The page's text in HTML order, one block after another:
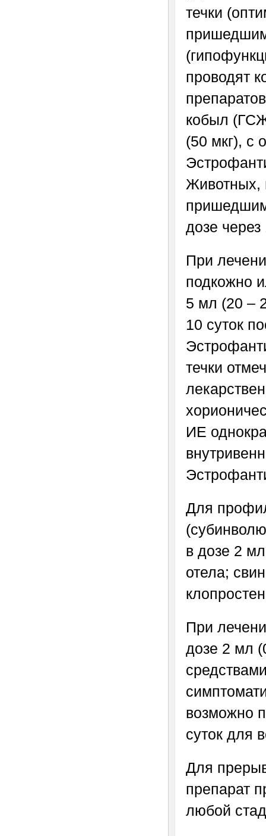
течки
пришедшим
проводят
кобыл
(50 мкг), с
Животных,
пришедшим
дозе
При
подкожно
5 мл (20 –
10 суток
течки
ИЕ
Для
в дозе 2
отела;
При
дозе 2 мл
возможно
суток для
Для
препарат
любой